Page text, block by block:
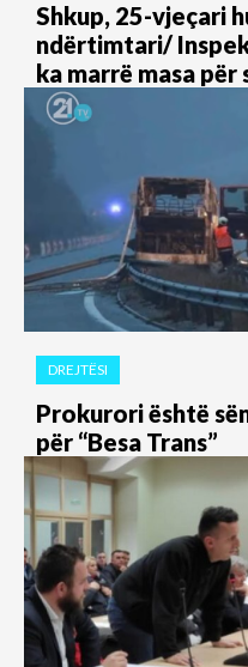
Shkup, 25-vjeçari
ndërtimtari/
ka marrë masa
DREJTËSI
Prokurori është
për “Besa Trans”